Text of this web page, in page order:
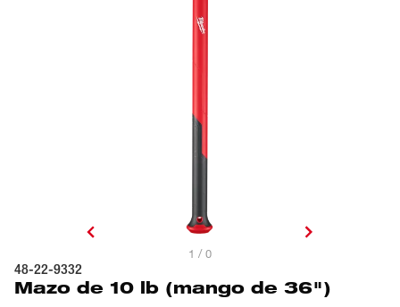
1 / 0
48-22-9332
Mazo de 10 lb (mango de 36")